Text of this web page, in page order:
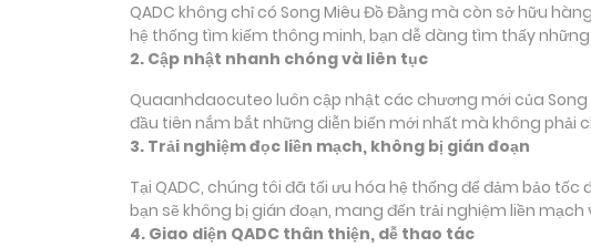
QADC không chỉ có Song Miêu Đồ Đằng mà còn sở hữu
hệ thống tìm kiếm thông minh, bạn dễ dàng tìm thấy
2. Cập nhật nhanh chóng và liên tục
Quaanhdaocuteo luôn cập nhật các chương mới của Song
đầu tiên nắm bắt những diễn biến mới nhất mà không phải
3. Trải nghiệm đọc liền mạch, không bị gián đoạn
Tại QADC, chúng tôi đã tối ưu hóa hệ thống để đảm bảo
bạn sẽ không bị gián đoạn, mang đến trải nghiệm liền mạch
4. Giao diện QADC thân thiện, dễ thao tác